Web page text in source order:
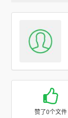
赞了0个文件